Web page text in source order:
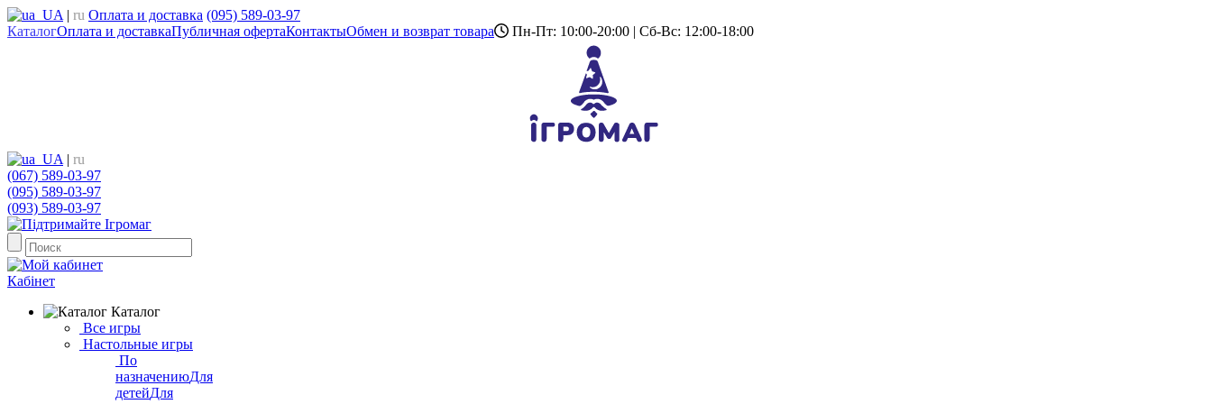
UA | ru Оплата и доставка (095) 589-03-97
КаталогОплата и доставкаПубличная офертаКонтактыОбмен и возврат товара Пн-Пт: 10:00-20:00 | Сб-Вс: 12:00-18:00
UA | ru
(067) 589-03-97
(095) 589-03-97
(093) 589-03-97
Кабінет
Каталог
Все игры
Настольные игры
По
назначениюДля
детейДля